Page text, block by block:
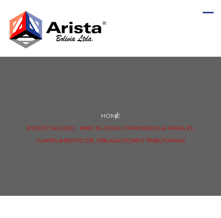
HOME
POSTS TAGGED : RND 10-0002-11 PRORROGA PARA EL
CUMPLIMIENTO DE OBLIGACIONES TRIBUTARIAS